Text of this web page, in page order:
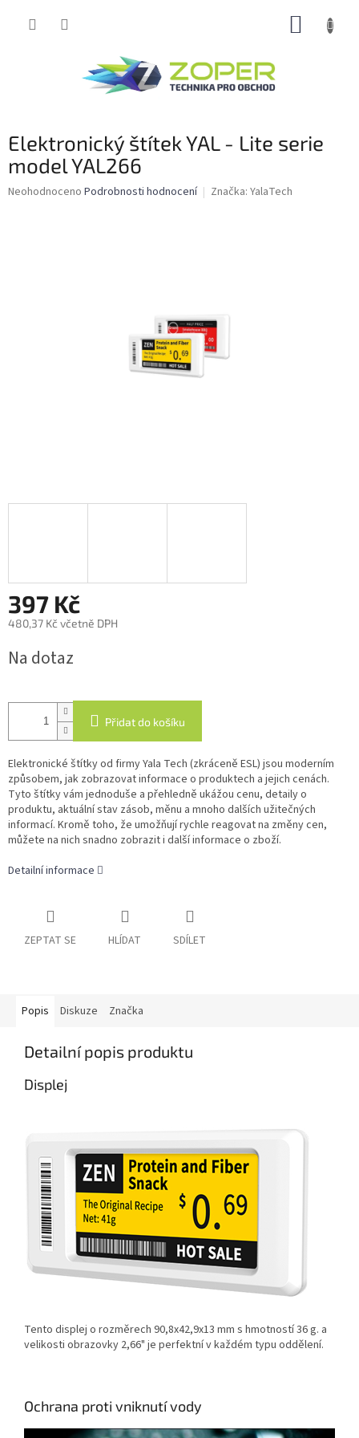
Elektronický štítek YAL - Lite serie
model YAL266
Průměrné
Neohodnoceno Podrobnosti hodnocení Značka: YalaTech
397 Kč
480,37 Kč včetně DPH
cena:
Na dotaz
Přidat do košíku
Elektronické štítky od firmy Yala Tech (zkráceně ESL) jsou moderním
způsobem, jak zobrazovat informace o produktech a jejich cenách.
Tyto štítky vám jednoduše a přehledně ukážou cenu, detaily o
produktu, aktuální stav zásob, měnu a mnoho dalších užitečných
informací. Kromě toho, že umožňují rychle reagovat na změny cen,
můžete na nich snadno zobrazit i další informace o zboží.
Detailní informace
ZEPTAT SE HLÍDAT SDÍLET
Popis Diskuze Značka
Detailní popis produktu
Displej
Tento displej o rozměrech 90,8x42,9x13 mm s hmotností 36 g. a
velikosti obrazovky 2,66" je perfektní v každém typu oddělení.
Ochrana proti vniknutí vody